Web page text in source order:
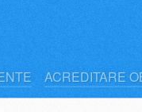
ACREDITARE